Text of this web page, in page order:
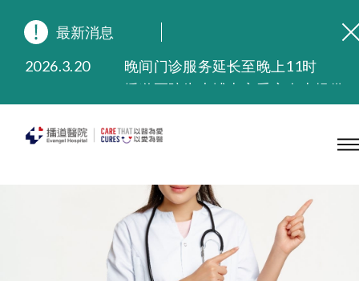
最新消息
2026.8.3
缅怀播道医院创院宣教士 — 卓恩民医生香港追思会
2026.3.20
晚间门诊服务延长至晚上11时
2025.11.27
2025.7.21
播道医院手机App已推出查阅病歷记录及求诊资料功能，请即下载